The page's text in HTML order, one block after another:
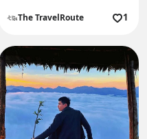
The TravelRoute 1